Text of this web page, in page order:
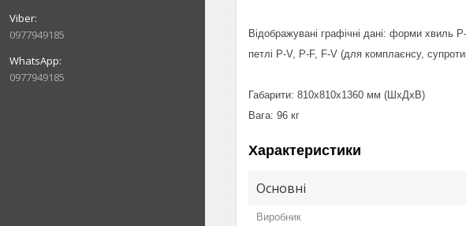
0977949185
0977949185
Відображувані графічні дані: форми хвиль
петлі P-V, P-F, F-V (для комплаєнсу,
Габарити: 810х810х1360 мм (ШхДхВ)
Вага: 96 кг
Характеристики
Основні
Виробник